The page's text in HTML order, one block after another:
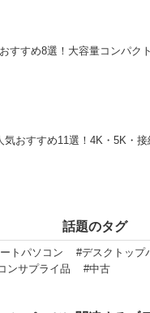
すすめ8選！大容量コンパク
おすすめ11選！4K・5K・接
話題のタグ
トパソコン #デスクトップ
ンサプライ品 #中古